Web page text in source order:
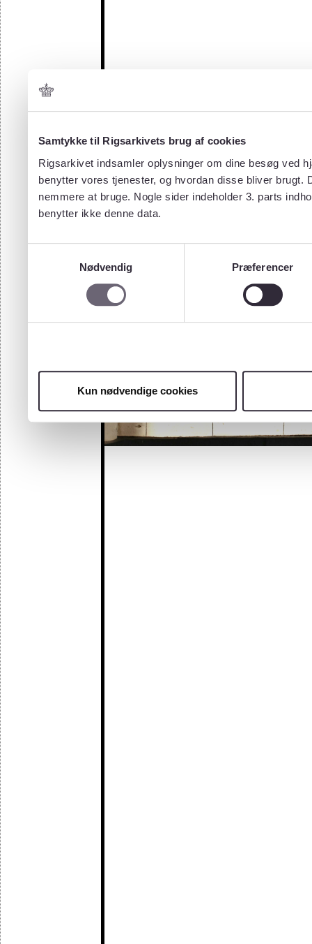
Samtykke til Rigsarkivets brug af cookies
Rigsarkivet indsamler oplysninger om dine besøg ved
benytter vores tjenester, og hvordan disse bliver
nemmere at bruge. Nogle sider indeholder 3. parts
benytter ikke denne data.
Nødvendig
Præferencer
Kun nødvendige cookies